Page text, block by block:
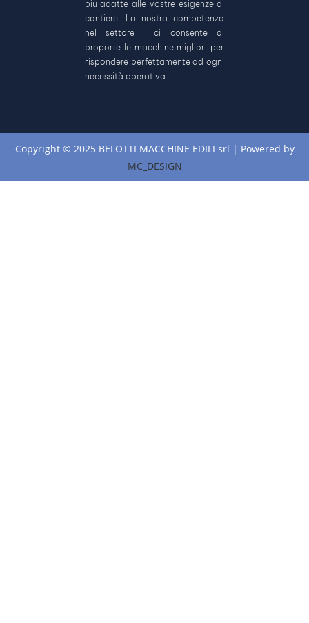
più adatte alle vostre esigenze di
cantiere. La nostra competenza
nel settore ci consente di
proporre le macchine migliori per
rispondere perfettamente ad ogni
necessità operativa.
Copyright © 2025 BELOTTI MACCHINE EDILI srl | Powered by
MC_DESIGN